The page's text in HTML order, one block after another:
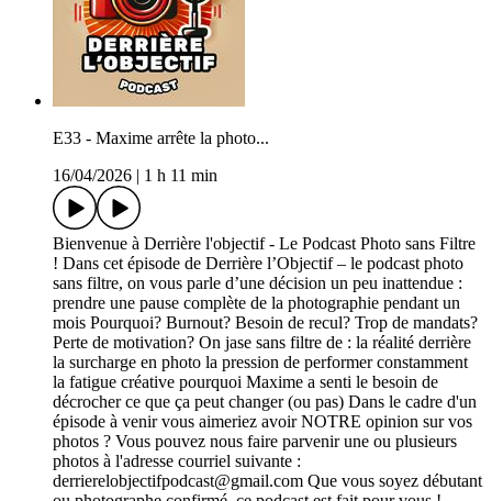
E33 - Maxime arrête la photo...
16/04/2026
1 h 11 min
Bienvenue à Derrière l'objectif - Le Podcast Photo sans Filtre
! Dans cet épisode de Derrière l’Objectif – le podcast photo
sans filtre, on vous parle d’une décision un peu inattendue :
prendre une pause complète de la photographie pendant un
mois Pourquoi? Burnout? Besoin de recul? Trop de mandats?
Perte de motivation? On jase sans filtre de : la réalité derrière
la surcharge en photo la pression de performer constamment
la fatigue créative pourquoi Maxime a senti le besoin de
décrocher ce que ça peut changer (ou pas) Dans le cadre d'un
épisode à venir vous aimeriez avoir NOTRE opinion sur vos
photos ? Vous pouvez nous faire parvenir une ou plusieurs
photos à l'adresse courriel suivante :
derrierelobjectifpodcast@gmail.com Que vous soyez débutant